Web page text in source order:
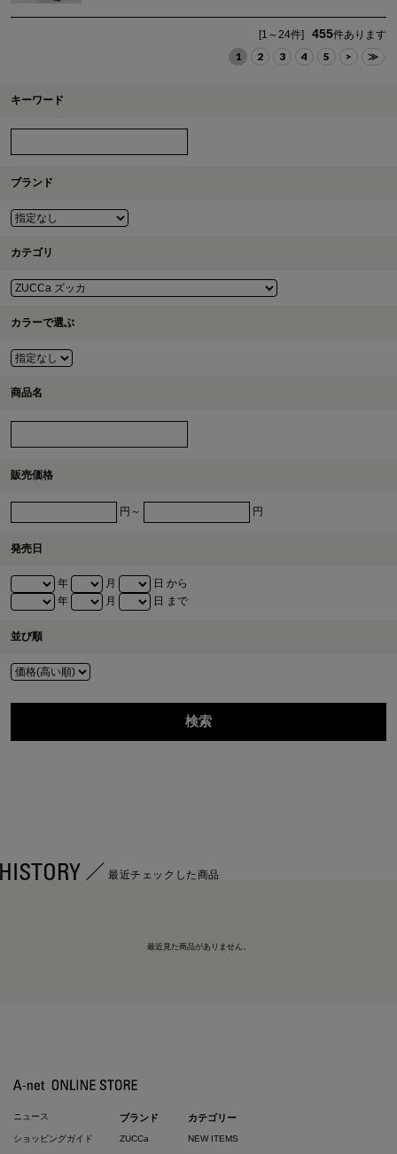
[1～24件] 455件あります
1 2 3 4 5 > ≫
キーワード
ブランド
カテゴリ
カラーで選ぶ
商品名
販売価格
円～ 円
発売日
年 月
日 から
年
月 日 まで
並び順
最近チェックした商品
最近見た商品がありません。
ニュース
ショッピングガイド
ブランド
ZUCCa
カテゴリー
NEW ITEMS